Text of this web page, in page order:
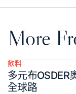
More
Posted
in
飲料
多元布OSDER
全球路